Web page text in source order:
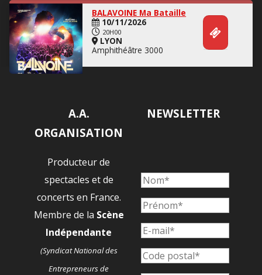
BALAVOINE Ma Bataille
10/11/2026
20H00
LYON
Amphithéâtre 3000
A.A.
ORGANISATION
Producteur de
spectacles et de
concerts en France.
Membre de la Scène
Indépendante
(Syndicat National des
Entrepreneurs de
NEWSLETTER